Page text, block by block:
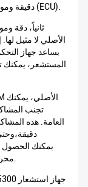
دقيقة وموثوقة لموقع العمود المتحرك لوحدة تحكم المحرك (ECU).
الأصلي لا مثيل
يساعد جهاز
المستشعر، يمكنك
تجنب
العامة. هذه
محرك سيارتك يتلقى المعلومات الأكثر دقة وموثوقية.